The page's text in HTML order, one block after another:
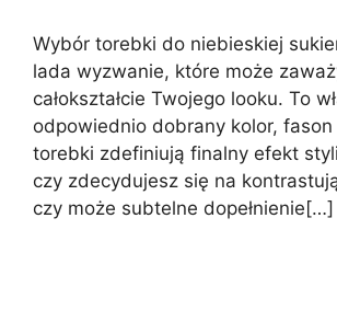
Wybór torebki do niebieskiej
lada wyzwanie, które może
całokształcie Twojego looku. To
odpowiednio dobrany kolor, fason
torebki zdefiniują finalny efekt
czy zdecydujesz się na
czy może subtelne dopełnienie[…]